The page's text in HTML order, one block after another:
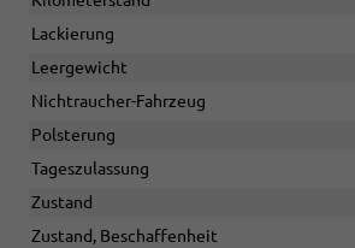
Lackierung
Leergewicht
Nichtraucher-Fahrzeug
Polsterung
Tageszulassung
Zustand
Zustand, Beschaffenheit